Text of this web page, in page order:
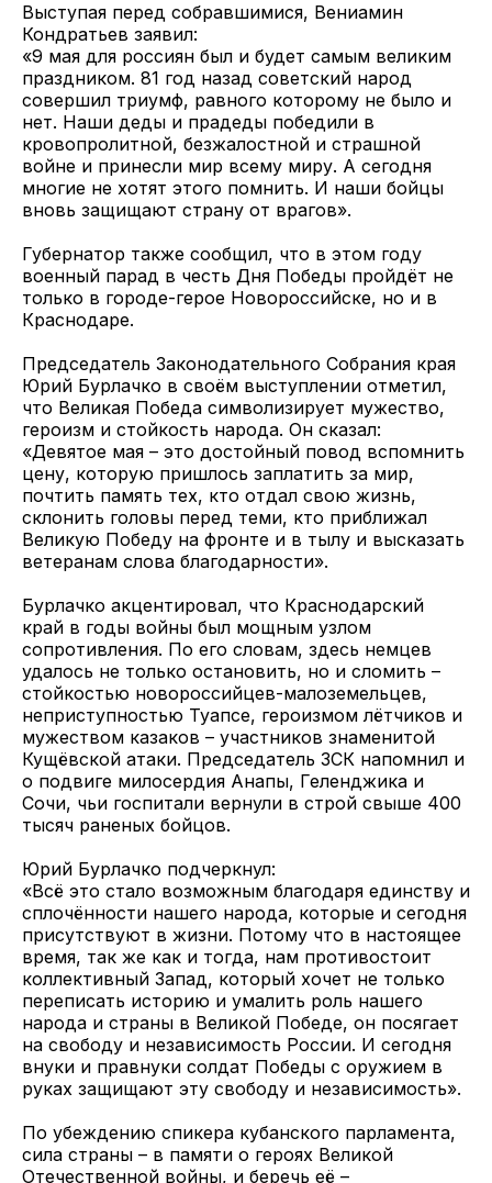
Выступая перед собравшимися, Вениамин
Кондратьев заявил:
«9 мая для россиян был и будет самым великим
праздником. 81 год назад советский народ
совершил триумф, равного которому не было и
нет. Наши деды и прадеды победили в
кровопролитной, безжалостной и страшной
войне и принесли мир всему миру. А сегодня
многие не хотят этого помнить. И наши бойцы
вновь защищают страну от врагов».
Губернатор также сообщил, что в этом году
военный парад в честь Дня Победы пройдёт не
только в городе-герое Новороссийске, но и в
Краснодаре.
Председатель Законодательного Собрания края
Юрий Бурлачко в своём выступлении отметил,
что Великая Победа символизирует мужество,
героизм и стойкость народа. Он сказал:
«Девятое мая – это достойный повод вспомнить
цену, которую пришлось заплатить за мир,
почтить память тех, кто отдал свою жизнь,
склонить головы перед теми, кто приближал
Великую Победу на фронте и в тылу и высказать
ветеранам слова благодарности».
Бурлачко акцентировал, что Краснодарский
край в годы войны был мощным узлом
сопротивления. По его словам, здесь немцев
удалось не только остановить, но и сломить –
стойкостью новороссийцев-малоземельцев,
неприступностью Туапсе, героизмом лётчиков и
мужеством казаков – участников знаменитой
Кущёвской атаки. Председатель ЗСК напомнил и
о подвиге милосердия Анапы, Геленджика и
Сочи, чьи госпитали вернули в строй свыше 400
тысяч раненых бойцов.
Юрий Бурлачко подчеркнул:
«Всё это стало возможным благодаря единству и
сплочённости нашего народа, которые и сегодня
присутствуют в жизни. Потому что в настоящее
время, так же как и тогда, нам противостоит
коллективный Запад, который хочет не только
переписать историю и умалить роль нашего
народа и страны в Великой Победе, он посягает
на свободу и независимость России. И сегодня
внуки и правнуки солдат Победы с оружием в
руках защищают эту свободу и независимость».
По убеждению спикера кубанского парламента,
сила страны – в памяти о героях Великой
Отечественной войны, и беречь её –